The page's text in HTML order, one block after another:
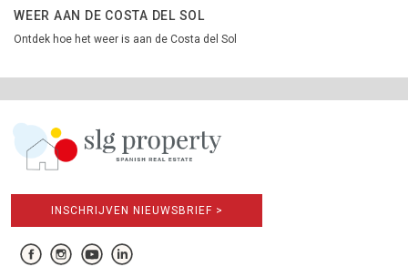
WEER AAN DE COSTA DEL SOL
Ontdek hoe het weer is aan de Costa del Sol
INSCHRIJVEN NIEUWSBRIEF >